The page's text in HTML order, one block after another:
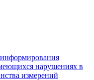
нарушениях в
измерений